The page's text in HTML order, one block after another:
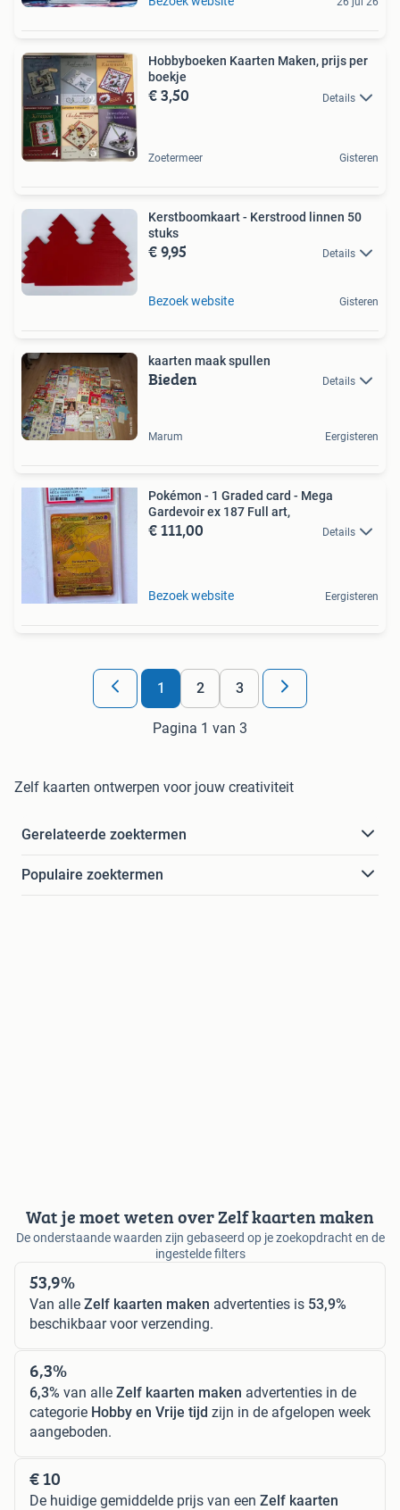
Hobbyboeken Kaarten Maken, prijs per
boekje
€ 3,50 Details
Zoetermeer Gisteren
Kerstboomkaart - Kerstrood linnen 50
stuks
€ 9,95 Details
Bezoek website Gisteren
kaarten maak spullen
Bieden Details
Marum Eergisteren
Pokémon - 1 Graded card - Mega
Gardevoir ex 187 Full art,
€ 111,00 Details
Bezoek website Eergisteren
1 2 3
Pagina 1 van 3
Zelf kaarten ontwerpen voor jouw creativiteit
Gerelateerde zoektermen
Populaire zoektermen
Wat je moet weten over Zelf kaarten maken
De onderstaande waarden zijn gebaseerd op je zoekopdracht en de
ingestelde filters
53,9%
Van alle Zelf kaarten maken advertenties is 53,9%
beschikbaar voor verzending.
6,3%
6,3% van alle Zelf kaarten maken advertenties in de
categorie Hobby en Vrije tijd zijn in de afgelopen week
aangeboden.
€ 10
De huidige gemiddelde prijs van een Zelf kaarten